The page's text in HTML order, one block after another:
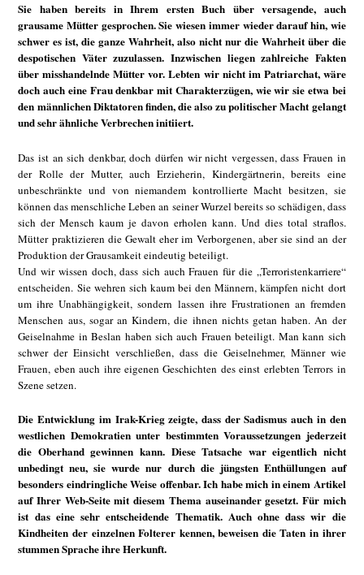
Sie haben bereits in Ihrem ersten Buch über versagende, auch
grausame Mütter gesprochen. Sie wiesen immer wieder darauf hin, wie
schwer es ist, die ganze Wahrheit, also nicht nur die Wahrheit über die
despotischen Väter zuzulassen. Inzwischen liegen zahlreiche Fakten
über misshandelnde Mütter vor. Lebten wir nicht im Patriarchat, wäre
doch auch eine Frau denkbar mit Charakterzügen, wie wir sie etwa bei
den männlichen Diktatoren finden, die also zu politischer Macht gelangt
und sehr ähnliche Verbrechen initiiert.
Das ist an sich denkbar, doch dürfen wir nicht vergessen, dass Frauen in
der Rolle der Mutter, auch Erzieherin, Kindergärtnerin, bereits eine
unbeschränkte und von niemandem kontrollierte Macht besitzen, sie
können das menschliche Leben an seiner Wurzel bereits so schädigen, dass
sich der Mensch kaum je davon erholen kann. Und dies total straflos.
Mütter praktizieren die Gewalt eher im Verborgenen, aber sie sind an der
Produktion der Grausamkeit eindeutig beteiligt.
Und wir wissen doch, dass sich auch Frauen für die „Terroristenkarriere“
entscheiden. Sie wehren sich kaum bei den Männern, kämpfen nicht dort
um ihre Unabhängigkeit, sondern lassen ihre Frustrationen an fremden
Menschen aus, sogar an Kindern, die ihnen nichts getan haben. An der
Geiselnahme in Beslan haben sich auch Frauen beteiligt. Man kann sich
schwer der Einsicht verschließen, dass die Geiselnehmer, Männer wie
Frauen, eben auch ihre eigenen Geschichten des einst erlebten Terrors in
Szene setzen.
Die Entwicklung im Irak-Krieg zeigte, dass der Sadismus auch in den
westlichen Demokratien unter bestimmten Voraussetzungen jederzeit
die Oberhand gewinnen kann. Diese Tatsache war eigentlich nicht
unbedingt neu, sie wurde nur durch die jüngsten Enthüllungen auf
besonders eindringliche Weise offenbar. Ich habe mich in einem Artikel
auf Ihrer Web-Seite mit diesem Thema auseinander gesetzt. Für mich
ist das eine sehr entscheidende Thematik. Auch ohne dass wir die
Kindheiten der einzelnen Folterer kennen, beweisen die Taten in ihrer
stummen Sprache ihre Herkunft.